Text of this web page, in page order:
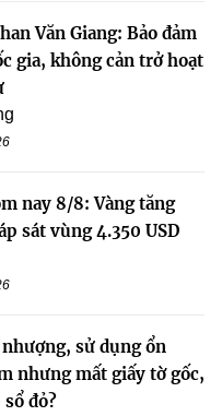
Văn Giang: Bảo đảm
gia, không cản trở hoạt
nay 8/8: Vàng tăng
sát vùng 4.350 USD
sử dụng ổn
nhưng mất giấy tờ gốc,
sổ đỏ?